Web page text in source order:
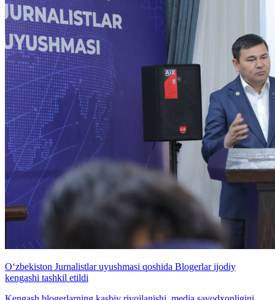
O‘zbekiston Jurnalistlar uyushmasi qoshida Blogerlar ijodiy
kengashi tashkil etildi